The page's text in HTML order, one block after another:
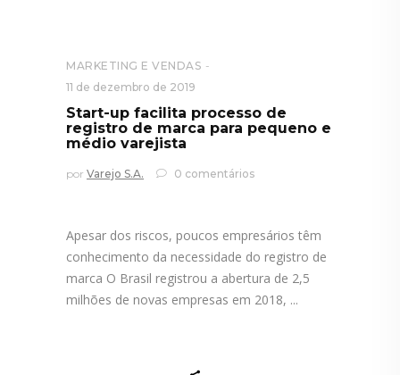
MARKETING E VENDAS
11 de dezembro de 2019
Start-up facilita processo de
registro de marca para pequeno e
médio varejista
por Varejo S.A. 0 comentários
Apesar dos riscos, poucos empresários têm
conhecimento da necessidade do registro de
marca O Brasil registrou a abertura de 2,5
milhões de novas empresas em 2018,